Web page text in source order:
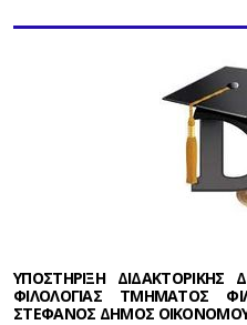
ΥΠΟΣΤΗΡΙΞΗ ΔΙΔΑΚΤΟΡΙΚΗΣ
ΦΙΛΟΛΟΓΙΑΣ ΤΜΗΜΑΤΟΣ
ΣΤΕΦΑΝΟΣ ΔΗΜΟΣ